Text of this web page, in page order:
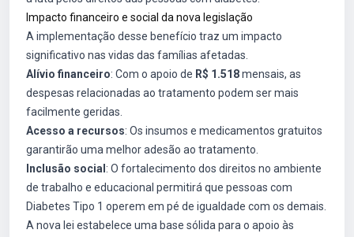
Impacto financeiro e social da nova legislação
A implementação desse benefício traz um impacto
significativo nas vidas das famílias afetadas.
Alívio financeiro: Com o apoio de R$ 1.518mensais, as
despesas relacionadas ao tratamento podem ser mais
facilmente geridas.
Acesso a recursos: Os insumos e medicamentos gratuitos
garantirão uma melhor adesão ao tratamento.
Inclusão social : O fortalecimento dos direitos no ambiente
de trabalho e educacional permitirá que pessoas com
Diabetes Tipo 1 operem em pé de igualdade com os demais.
A nova lei estabelece uma base sólida para o apoio às